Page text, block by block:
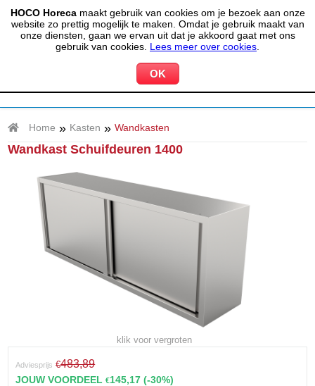
HOCO Horecamaakt gebruik van cookies om je bezoek aan onze
website zo prettig mogelijk te maken. Omdat je gebruik maakt van
onze diensten, gaan we ervan uit dat je akkoord gaat met ons
gebruik van cookies. Lees meer over cookies
(020) 497 6325 info@hocohoreca.nl
MIJN ACCOUNT 0 WINKELWAGEN
Home » Kasten » Wandkasten
Wandkast Schuifdeuren 1400
klik voor vergroten
Adviesprijs €483,89
JOUW VOORDEEL€145,17 (-30%)